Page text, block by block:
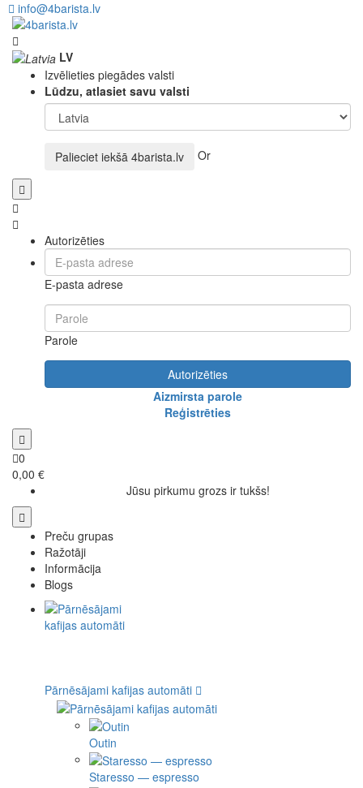
info@4barista.lv
LV
Izvēlieties piegādes valsti
Lūdzu, atlasiet savu valsti
Palieciet iekšā 4barista.lv Or
Autorizēties
E-pasta adrese
Parole
Autorizēties
Aizmirsta parole
Reģistrēties
0
0,00 €
Jūsu pirkumu grozs ir tukšs!
Preču grupas
Ražotāji
Informācija
Blogs
Pārnēsājami kafijas automāti
Outin
Staresso — espresso